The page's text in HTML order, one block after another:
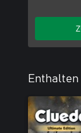
Enthalten